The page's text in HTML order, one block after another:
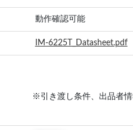
動作確認可能
IM-6225T_Datasheet.pdf
※引き渡し条件、出品者